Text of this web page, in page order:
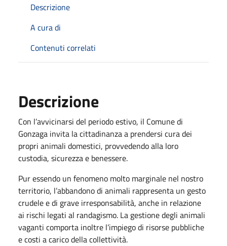
Descrizione
A cura di
Contenuti correlati
Descrizione
Con l’avvicinarsi del periodo estivo, il Comune di
Gonzaga invita la cittadinanza a prendersi cura dei
propri animali domestici, provvedendo alla loro
custodia, sicurezza e benessere.
Pur essendo un fenomeno molto marginale nel nostro
territorio, l’abbandono di animali rappresenta un gesto
crudele e di grave irresponsabilità, anche in relazione
ai rischi legati al randagismo. La gestione degli animali
vaganti comporta inoltre l’impiego di risorse pubbliche
e costi a carico della collettività.